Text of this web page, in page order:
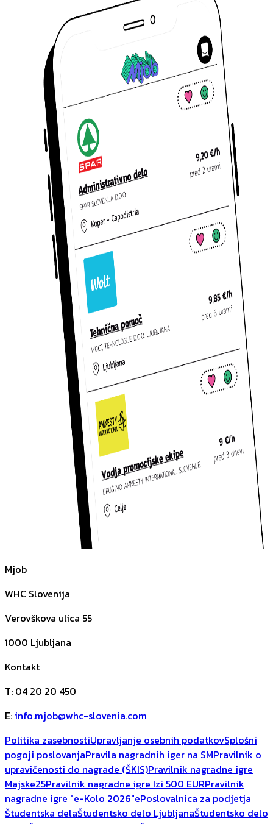
Mjob
WHC Slovenija
Verovškova ulica 55
1000 Ljubljana
Kontakt
T: 04 20 20 450
E: info.mjob@whc-slovenia.com
Politika zasebnostiUpravljanje osebnih podatkovSplošni
pogoji poslovanjaPravila nagradnih iger na SMPravilnik o
upravičenosti do nagrade (ŠKIS)Pravilnik nagradne igre
Majske25Pravilnik nagradne igre Izi 500 EURPravilnik
nagradne igre "e-Kolo 2026"ePoslovalnica za podjetja
Študentska delaŠtudentsko delo LjubljanaŠtudentsko delo